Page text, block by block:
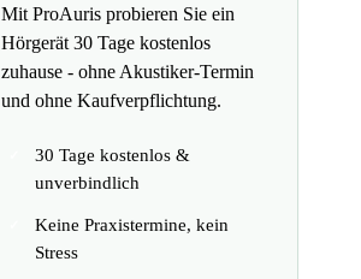
Mit ProAuris probieren Sie ein
Hörgerät 30 Tage kostenlos
zuhause - ohne Akustiker-Termin
und ohne Kaufverpflichtung.
30 Tage kostenlos &
unverbindlich
Keine Praxistermine, kein
Stress